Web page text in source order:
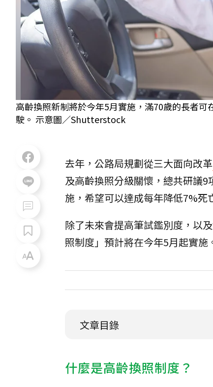
高齡換照新制將於今年5月實施，滿70歲的長者
駛。 示意圖／Shutterstock
去年，公路局規劃從三大面向改革
及高齡換照分級關懷，總共研議
施，希望可以達成每年降低7%死
除了未來會提高筆試鑑別度，以
照制度」預計將在今年5月起實施
文章目錄
什麼是高齡換照制度？